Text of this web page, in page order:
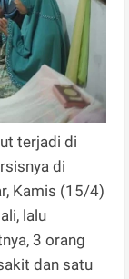
terjadi di
di
Kamis (15/4)
lalu
3 orang
dan satu